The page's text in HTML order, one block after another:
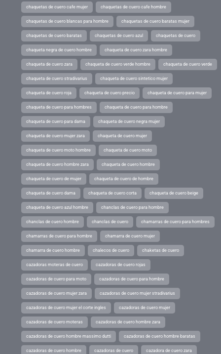
chaquetas de cuero cafe mujer chaquetas de cuero cafe hombre
chaquetas de cuero blancas para hombre chaquetas de cuero baratas mujer
chaquetas de cuero baratas chaquetas de cuero azul chaquetas de cuero
chaqueta negra de cuero hombre chaqueta de cuero zara hombre
chaqueta de cuero zara chaqueta de cuero verde hombre chaqueta de cuero verde
chaqueta de cuero stradivarius chaqueta de cuero sintetico mujer
chaqueta de cuero roja chaqueta de cuero precio chaqueta de cuero para mujer
chaqueta de cuero para hombres chaqueta de cuero para hombre
chaqueta de cuero para dama chaqueta de cuero negra mujer
chaqueta de cuero mujer zara chaqueta de cuero mujer
chaqueta de cuero moto hombre chaqueta de cuero moto
chaqueta de cuero hombre zara chaqueta de cuero hombre
chaqueta de cuero de mujer chaqueta de cuero de hombre
chaqueta de cuero dama chaqueta de cuero corta chaqueta de cuero beige
chaqueta de cuero azul hombre chanclas de cuero para hombre
chanclas de cuero hombre chanclas de cuero chamarras de cuero para hombres
chamarras de cuero para hombre chamarra de cuero mujer
chamarra de cuero hombre chalecos de cuero chaketas de cuero
cazadoras moteras de cuero cazadoras de cuero rojas
cazadoras de cuero para moto cazadoras de cuero para hombre
cazadoras de cuero mujer zara cazadoras de cuero mujer stradivarius
cazadoras de cuero mujer el corte ingles cazadoras de cuero mujer
cazadoras de cuero moteras cazadoras de cuero hombre zara
cazadoras de cuero hombre massimo dutti cazadoras de cuero hombre baratas
cazadoras de cuero hombre cazadoras de cuero cazadora de cuero zara